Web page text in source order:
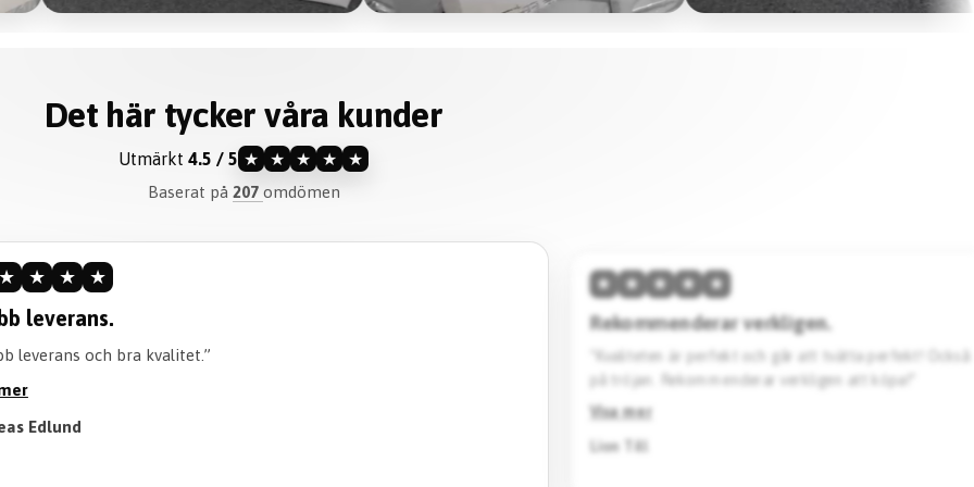
Det här tycker våra kunder
Utmärkt 4.5 / 5 ★ ★ ★ ★ ★
Baserat på 207 omdömen
★ ★ ★ ★
verkligen.
är perfekt och går att tvätta perfekt! Också en bra tid att vänta
Rekommenderar verkligen att köpa!”
★ ★ ★ ★ ★
Hög kvalitet & skön passform.
“Den här tröjan imponerar med sin höga kvalitet och
Designen är stilren. Jag köpte en svart Barcelona
Rekommenderar starkt.”
Visa mer